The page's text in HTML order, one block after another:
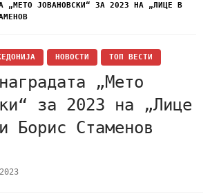
„МЕТО ЈОВАНОВСКИ“ ЗА 2023 НА „ЛИЦЕ В
НОВОСТИ ТОП ВЕСТИ
„Мето
за 2023 на „Лице
Борис Стаменов